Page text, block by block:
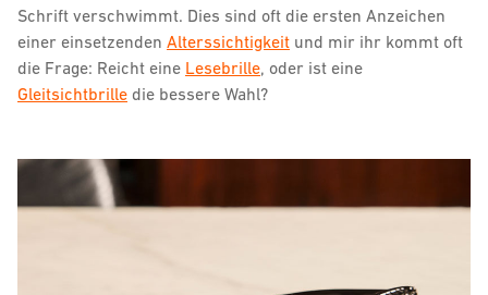
Schrift verschwimmt. Dies sind oft die ersten Anzeichen
einer einsetzenden Alterssichtigkeit und mir ihr kommt oft
die Frage: Reicht eine Lesebrille, oder ist eine
Gleitsichtbrille die bessere Wahl?